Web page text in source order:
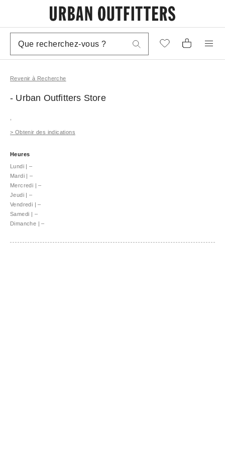
Revenir à Recherche
- Urban Outfitters Store
> Obtenir des indications
Heures
Lundi | –
Mardi | –
Mercredi | –
Jeudi | –
Vendredi | –
Samedi | –
Dimanche | –